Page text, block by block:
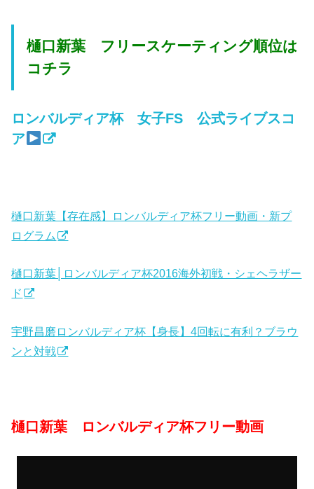
樋口新葉 フリースケーティング順位は
コチラ
ロンバルディア杯 女子FS 公式ライブスコ
ア
樋口新葉【存在感】ロンバルディア杯フリー動画・新プ
ログラム
樋口新葉│ロンバルディア杯2016海外初戦・シェヘラザー
ド
宇野昌磨ロンバルディア杯【身長】4回転に有利？ブラウ
ンと対戦
樋口新葉 ロンバルディア杯フリー動画